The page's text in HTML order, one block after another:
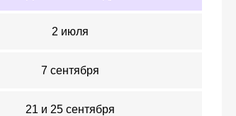
2 июля
7 сентября
21 и 25 сентября